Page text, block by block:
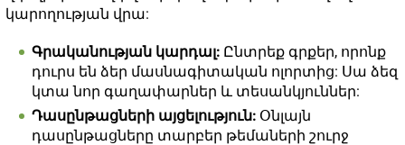
կարողության վրա:
Գրականության կարդալ: Ընտրեք գրքեր, որոնք
դուրս են ձեր մասնագիտական ոլորտից: Սա ձեզ
կտա նոր գաղափարներ և տեսանկյուններ:
Դասընթացների այցելություն: Օնլայն
դասընթացները տարբեր թեմաների շուրջ